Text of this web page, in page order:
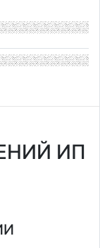
ИП